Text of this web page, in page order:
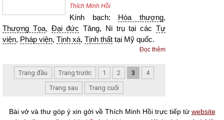
Thích Minh Hồi
Kính bạch: Hòa thượng,
Thượng Tọa, Đại đức Tăng, Ni trụ tại cácTự
viện, Pháp viện, Tịnh xá, Tịnh thất tại Mỹ quốc.
Đọc thêm
Trang đầu Trang trước 1 2 3
4
Trang sau
Trang cuối
Bài vở và thư góp ý xin gởi về Thích Minh Hồi trực tiếp từ website